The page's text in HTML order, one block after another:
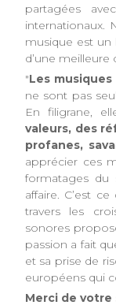
partagées
internationaux.
musique est un
d’une meilleure
"Les
ne sont pas
En filigrane,
valeurs, des
profanes,
apprécier ces
formatages du
affaire. C’est
travers les
sonores
passion a fait
et sa prise de
européens qui
Merci de votre